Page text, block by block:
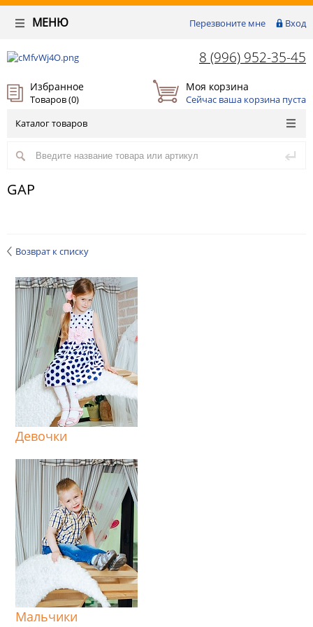
Перезвоните мне Вход
МЕНЮ
8 (996) 952-35-45
Избранное
Товаров (0)
Моя корзина
Сейчас ваша корзина пуста
Каталог товаров
GAP
Возврат к списку
Девочки
Мальчики